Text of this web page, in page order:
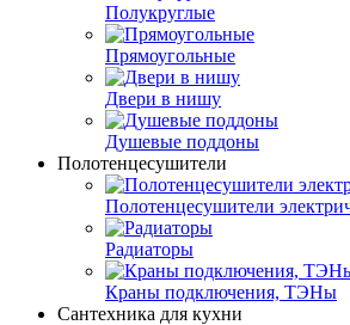
Полукруглые
Прямоугольные
Двери в нишу
Душевые поддоны
Полотенцесушители
Полотенцесушители
Радиаторы
Краны подключения, ТЭНы
Сантехника для кухни